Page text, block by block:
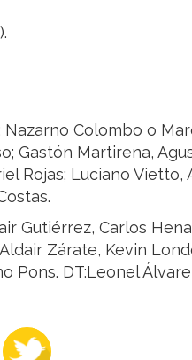
Nazarno Colombo o
Gastón Martirena,
Rojas; Luciano Vietto,
Gutiérrez, Carlos
Zárate, Kevin
Pons. DT:Leonel